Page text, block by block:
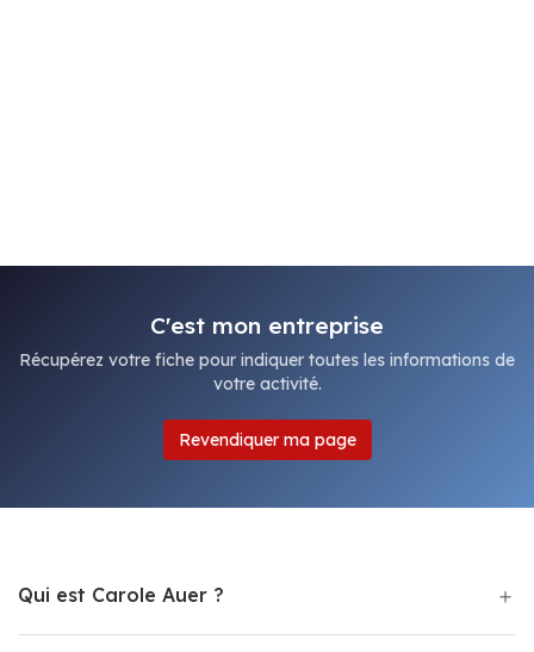
C'est mon entreprise
Récupérez votre fiche pour indiquer toutes les informations de
votre activité.
Revendiquer ma page
Qui est Carole Auer ?